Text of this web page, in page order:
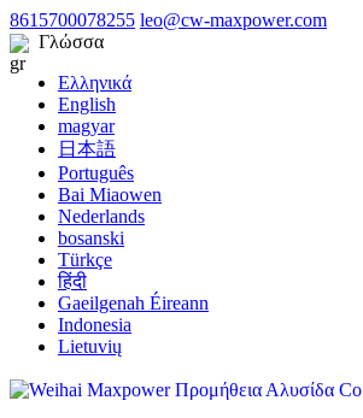
8615700078255 leo@cw-maxpower.com
Γλώσσα
Ελληνικά
English
magyar
日本語
Português
Bai Miaowen
Nederlands
bosanski
Türkçe
हिंदी
Gaeilgenah Éireann
Indonesia
Lietuvių